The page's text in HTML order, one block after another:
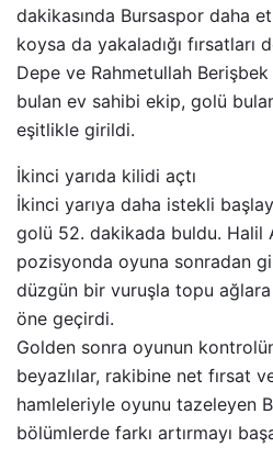
dakikasında Bursaspor daha
koysa da yakaladığı fırsatları
Depe ve Rahmetullah
bulan ev sahibi ekip, golü
eşitlikle girildi.
İkinci yarıda kilidi açtı
İkinci yarıya daha istekli
golü 52. dakikada buldu. Halil
pozisyonda oyuna sonradan
düzgün bir vuruşla topu ağlara
öne geçirdi.
Golden sonra oyunun
beyazlılar, rakibine net fırsat
hamleleriyle oyunu tazeleyen
bölümlerde farkı artırmayı